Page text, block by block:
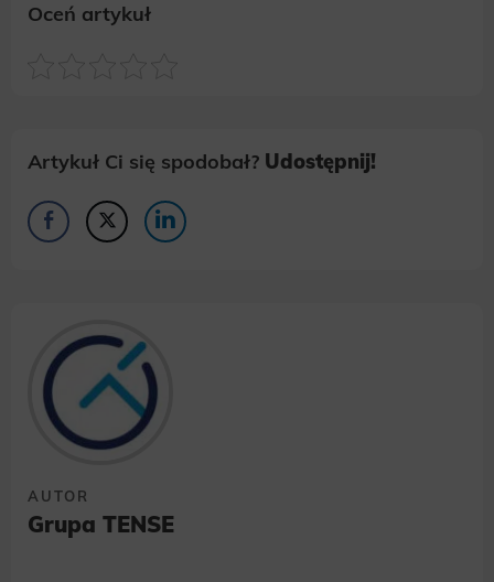
Oceń artykuł
Artykuł Ci się spodobał? Udostępnij!
AUTOR
Grupa TENSE